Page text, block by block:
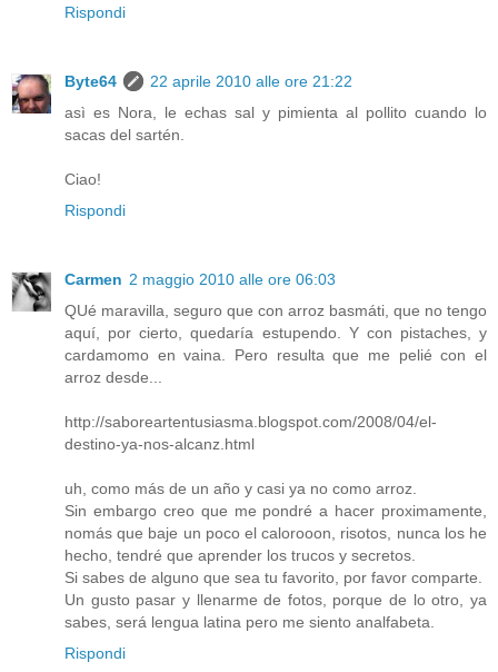
Rispondi
Byte64
22 aprile 2010 alle ore 21:22
asì es Nora, le echas sal y pimienta al pollito cuando lo
sacas del sartén.
Ciao!
Rispondi
Carmen 2 maggio 2010 alle ore 06:03
QUé maravilla, seguro que con arroz basmáti, que no tengo
aquí, por cierto, quedaría estupendo. Y con pistaches, y
cardamomo en vaina. Pero resulta que me pelié con el
arroz desde...
http://saboreartentusiasma.blogspot.com/2008/04/el-
destino-ya-nos-alcanz.html
uh, como más de un año y casi ya no como arroz.
Sin embargo creo que me pondré a hacer proximamente,
nomás que baje un poco el calorooon, risotos, nunca los he
hecho, tendré que aprender los trucos y secretos.
Si sabes de alguno que sea tu favorito, por favor comparte.
Un gusto pasar y llenarme de fotos, porque de lo otro, ya
sabes, será lengua latina pero me siento analfabeta.
Rispondi